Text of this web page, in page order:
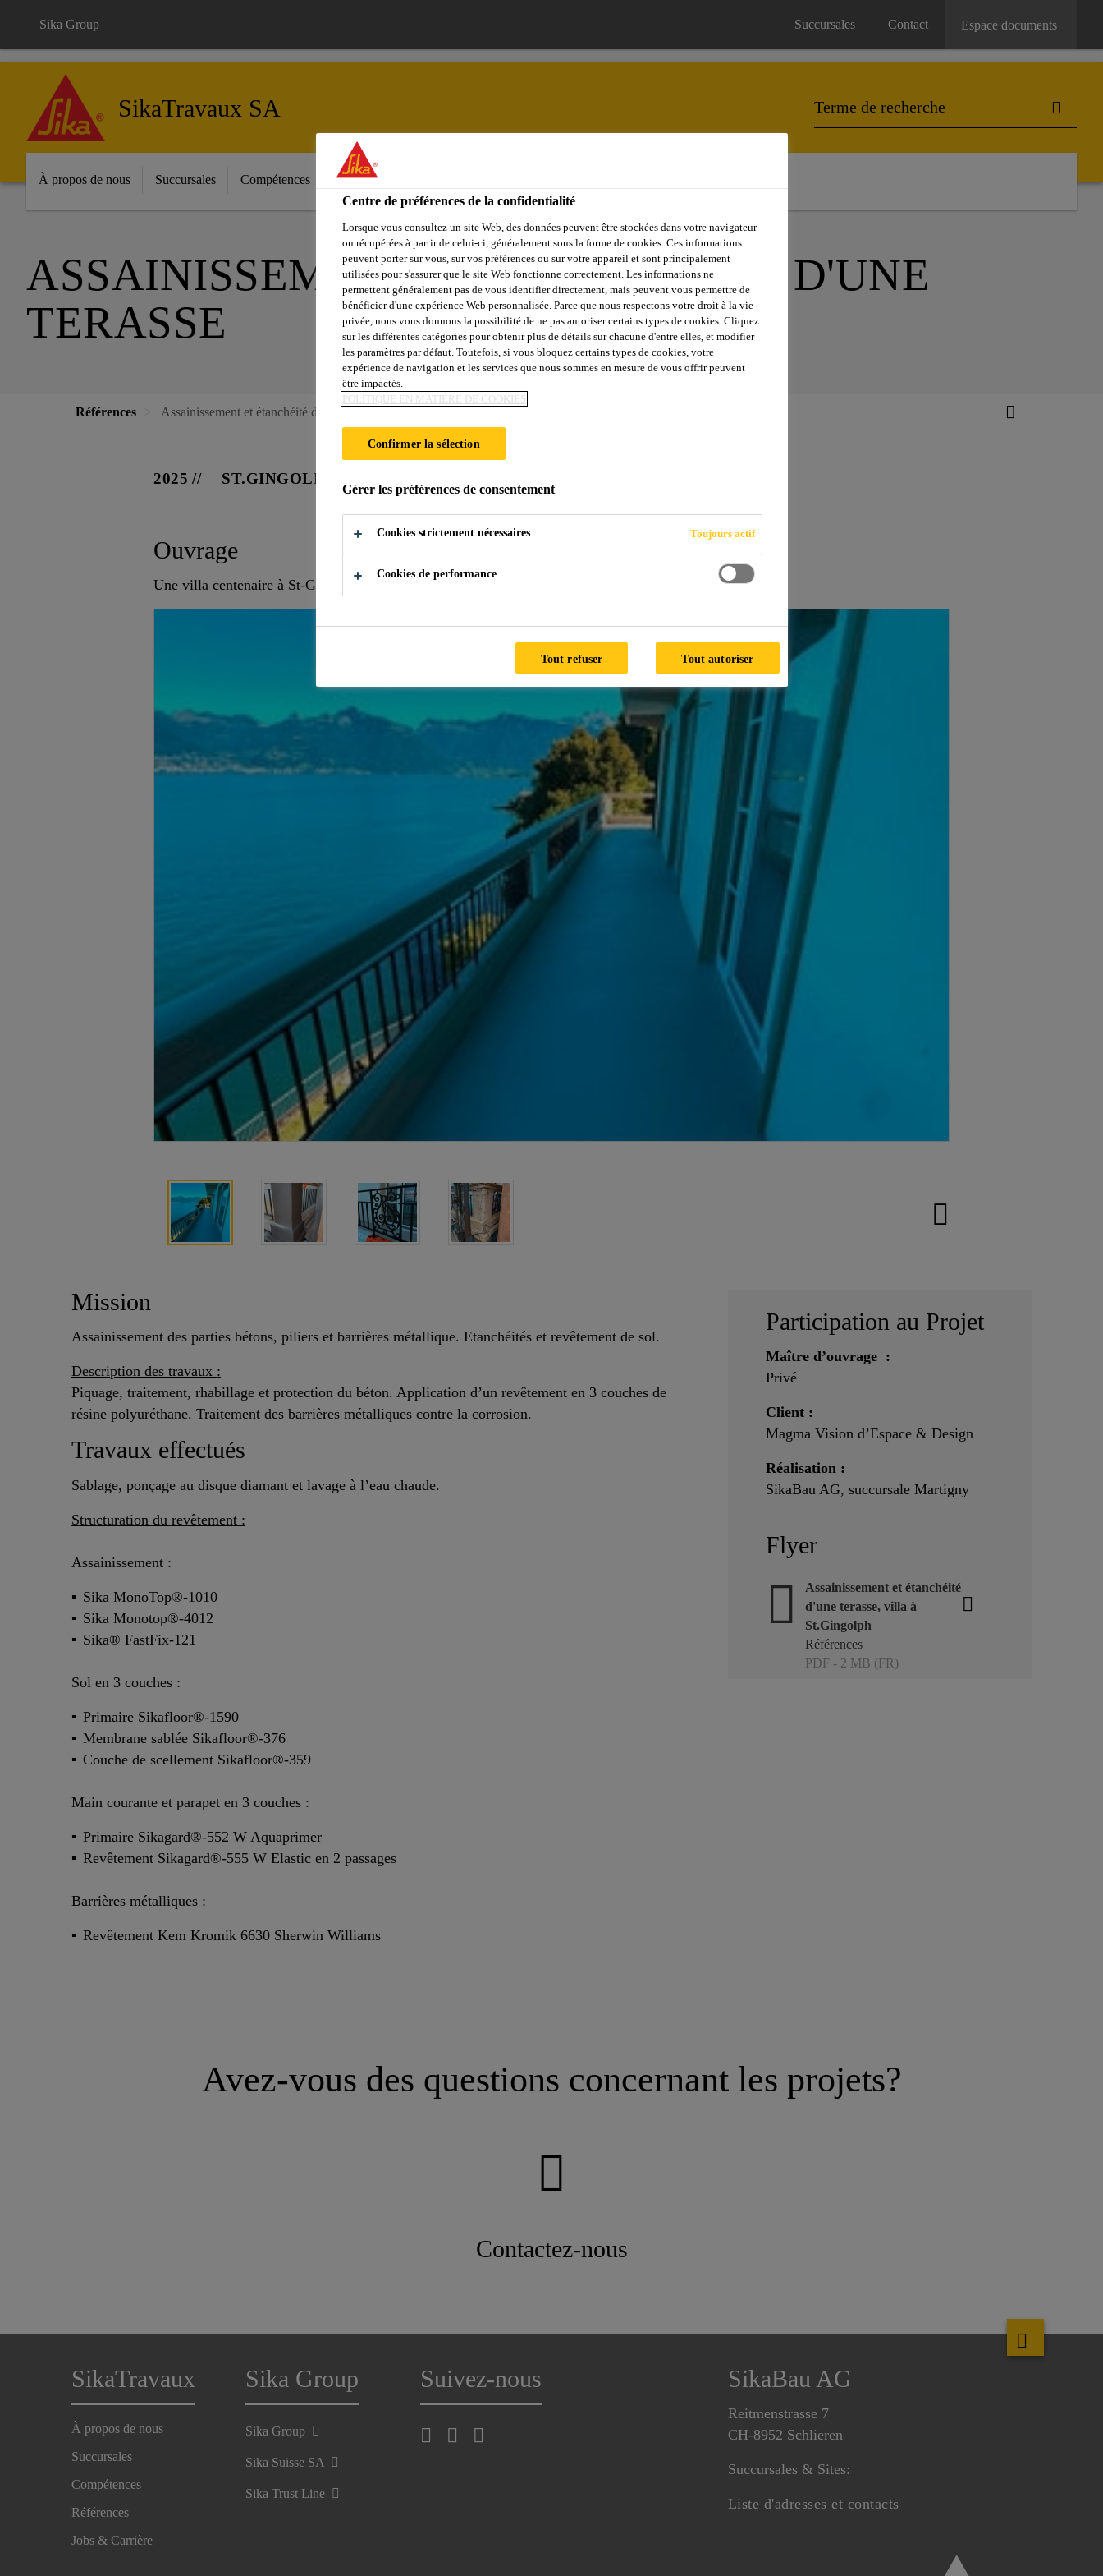
Sika Group Succursales Contact Espace documents
SikaTravaux SA
À propos de nous Succursales Compétences Références
ASSAINISSEMENT ET ÉTANCHÉITÉ D'UNE
TERASSE
Références Assainissement et étanchéité d'une terasse
2025 ST.GINGOLPH
Ouvrage
Une villa centenaire à St-Gingolph en Valais.
Mission
Assainissement des parties bétons, piliers et barrières métallique. Etanchéités et revêtement de sol.
Description des travaux :
Piquage, traitement, rhabillage et protection du béton. Application d’un revêtement en 3 couches de
résine polyuréthane. Traitement des barrières métalliques contre la corrosion.
Travaux effectués
Sablage, ponçage au disque diamant et lavage à l’eau chaude.
Structuration du revêtement :
Assainissement :
Sika MonoTop®-1010
Sika Monotop®-4012
Sika® FastFix-121
Sol en 3 couches :
Primaire Sikafloor®-1590
Membrane sablée Sikafloor®-376
Couche de scellement Sikafloor®-359
Main courante et parapet en 3 couches :
Primaire Sikagard®-552 W Aquaprimer
Revêtement Sikagard®-555 W Elastic en 2 passages
Barrières métalliques :
Revêtement Kem Kromik 6630 Sherwin Williams
Participation au Projet
Maître d’ouvrage :
Privé
Client :
Magma Vision d’Espace & Design
Réalisation :
SikaBau AG, succursale Martigny
Flyer
Assainissement et étanchéité
d'une terasse, villa à
St.Gingolph
Références
PDF - 2 MB (FR)
Avez-vous des questions concernant les projets?
Contactez-nous
SikaTravaux
À propos de nous
Succursales
Compétences
Références
Jobs & Carrière
Sika Group
Sika Group
Sika Suisse SA
Sika Trust Line
Suivez-nous SikaBau AG
Reitmenstrasse 7
CH-8952 Schlieren
Succursales & Sites:
Liste d'adresses et contacts
Centre de préférences de la confidentialité
Lorsque vous consultez un site Web, des données peuvent être stockées dans votre navigateur
ou récupérées à partir de celui-ci, généralement sous la forme de cookies. Ces informations
peuvent porter sur vous, sur vos préférences ou sur votre appareil et sont principalement
utilisées pour s'assurer que le site Web fonctionne correctement. Les informations ne
permettent généralement pas de vous identifier directement, mais peuvent vous permettre de
bénéficier d'une expérience Web personnalisée. Parce que nous respectons votre droit à la vie
privée, nous vous donnons la possibilité de ne pas autoriser certains types de cookies. Cliquez
sur les différentes catégories pour obtenir plus de détails sur chacune d'entre elles, et modifier
les paramètres par défaut. Toutefois, si vous bloquez certains types de cookies, votre
expérience de navigation et les services que nous sommes en mesure de vous offrir peuvent
être impactés.
POLITIQUE EN MATIÈRE DE COOKIES
Confirmer la sélection
Gérer les préférences de consentement
Cookies strictement nécessaires Toujours actif
Cookies de performance
Tout refuser Tout autoriser